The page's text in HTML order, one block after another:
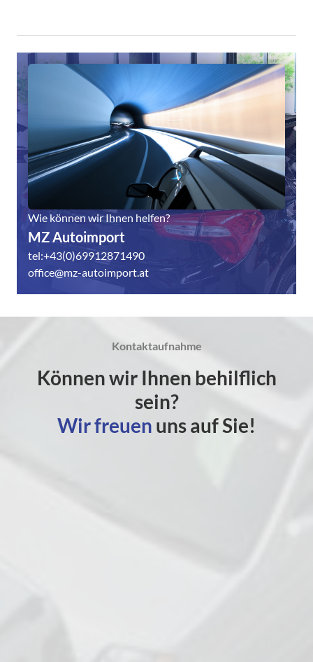
Wie können wir Ihnen helfen?
MZ Autoimport
tel:+43(0)69912871490
office@mz-autoimport.at
Kontaktaufnahme
Können wir Ihnen behilflich
sein?
Wir freuen uns auf Sie!